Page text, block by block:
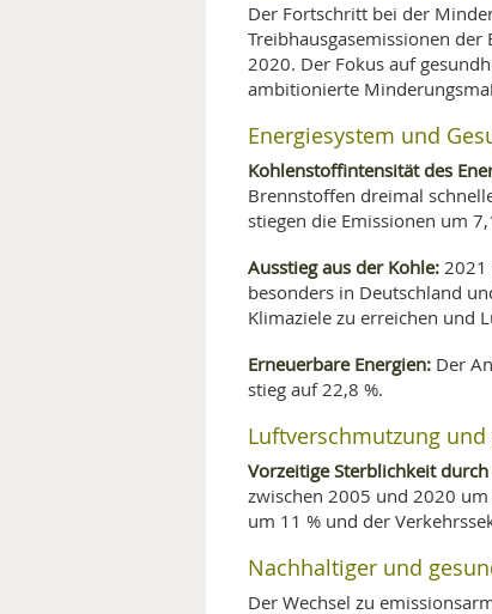
Der Fortschritt bei der
Treibhausgasemissionen
2020. Der Fokus auf
ambitionierte
Energiesystem und
Kohlenstoffintensität des
Brennstoffen dreimal
stiegen die Emissionen um
Ausstieg aus der Kohle: 2021
besonders in Deutschland
Klimaziele zu erreichen und
Erneuerbare Energien: Der
stieg auf 22,8 %.
Luftverschmutzung
Vorzeitige Sterblichkeit
zwischen 2005 und 2020
um 11 % und der
Nachhaltiger und
Der Wechsel zu